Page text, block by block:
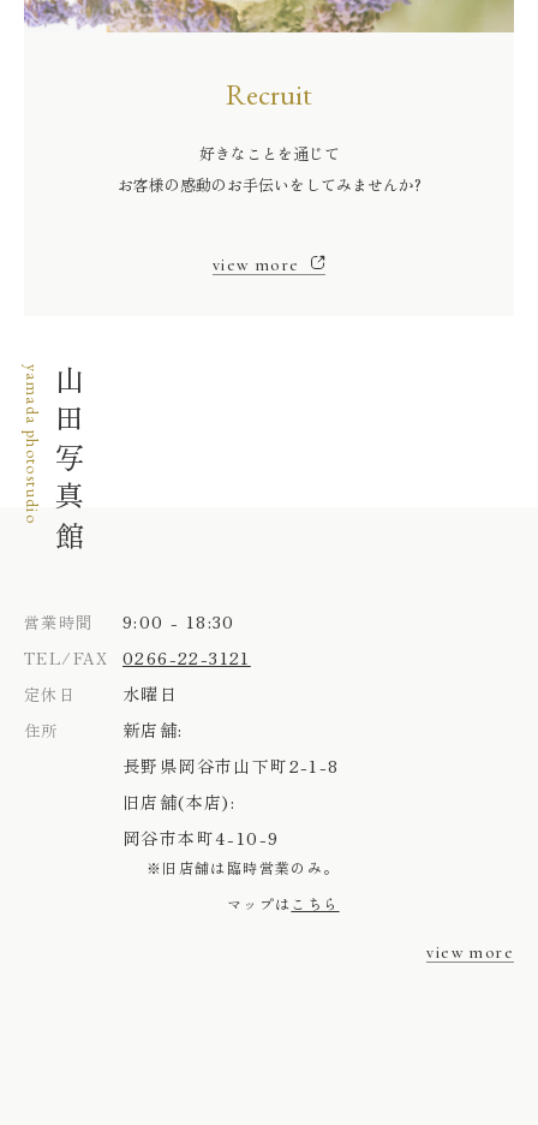
Recruit
好きなことを通じて
お客様の感動のお手伝いをしてみませんか?
view more
山田写真館
yamada photostudio
営業時間 9:00 - 18:30
TEL/FAX 0266-22-3121
定休日 水曜日
住所
新店舗:
長野県岡谷市山下町2-1-8
旧店舗(本店):
岡谷市本町4-10-9
※旧店舗は臨時営業のみ。
マップは こちら
view more